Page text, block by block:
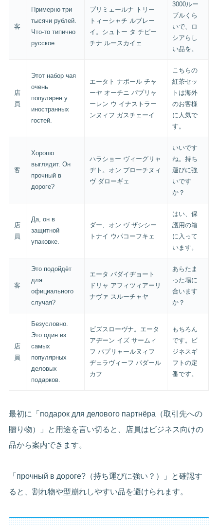
客
Примерно три
тысячи рублей.
Что-то типично
русское.
プリミェールナ トリー
トィーシャチ ルブレー
イ。シュトー タ チピー
チナ ルースカイェ
3000ルー
ブルくら
いで、ロ
シアらし
い品を。
店
員
Этот набор чая
очень
популярен у
иностранных
гостей.
エータト ナボール チャ
ーヤ オーチニ パプリャ
ーレン ウ イナストラー
ンヌィフ ガスチェーイ
こちらの
紅茶セッ
トは海外
のお客様
に人気で
す。
客
Хорошо
выглядит. Он
прочный в
дороге?
ハラショー ヴィーグリャ
ヂト。オン プローチヌィ
ヴ ダローギェ
いいです
ね。持ち
運びに強
いです
か？
店
員
Да, он в
защитной
упаковке.
ダー、オン ヴ ザシシー
トナイ ウパコーフキェ
はい、保
護用の箱
に入って
います。
客
Это подойдёт
для
официального
случая?
エータ パダイヂョート
ドリャ アフィツィアーリ
ナヴァ スルーチャヤ
あらたま
った場に
合います
か？
店
員
Безусловно.
Это один из
самых
популярных
деловых
подарков.
ビズスローヴナ。エータ
アヂーン イズ サームィ
フ パプリャールヌィフ
ヂェラヴィーフ パダール
カフ
もちろん
です。ビ
ジネスギ
フトの定
番です。
最初に「подарок для делового партнёра（取引先への
贈り物）」と用途を言い切ると、店員はビジネス向けの
品から案内できます。
「прочный в дороге?（持ち運びに強い？）」と確認す
ると、割れ物や型崩れしやすい品を避けられます。